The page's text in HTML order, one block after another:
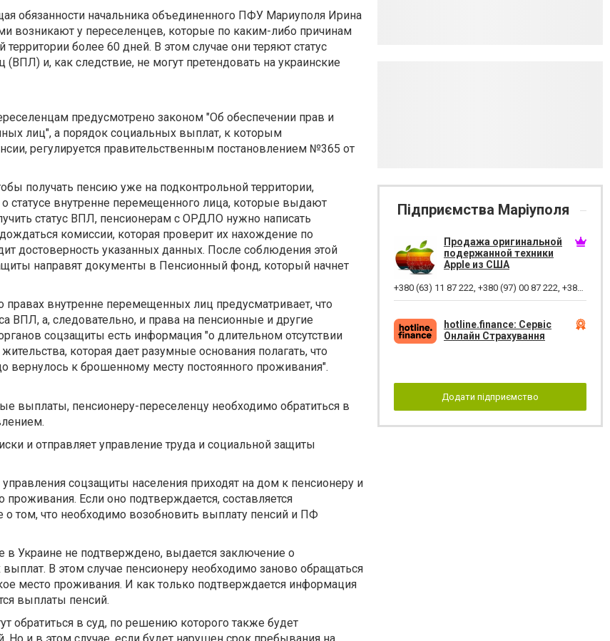
обязанности начальника объединенного ПФУ Мариуполя Ирина
возникают у переселенцев, которые по каким-либо причинам
территории более 60 дней. В этом случае они теряют статус
и, как следствие, не могут претендовать на украинские
предусмотрено законом "Об обеспечении прав и
лиц", а порядок социальных выплат, к которым
регулируется правительственным постановлением №365 от
получать пенсию уже на подконтрольной территории,
статусе внутренне перемещенного лица, которые выдают
статус ВПЛ, пенсионерам с ОРДЛО нужно написать
комиссии, которая проверит их нахождение по
достоверность указанных данных. После соблюдения этой
направят документы в Пенсионный фонд, который начнет
правах внутренне перемещенных лиц предусматривает, что
ВПЛ, а, следовательно, и права на пенсионные и другие
соцзащиты есть информация "о длительном отсутствии
которая дает разумные основания полагать, что
вернулось к брошенному месту постоянного проживания".
выплаты, пенсионеру-переселенцу необходимо обратиться в
и отправляет управление труда и социальной защиты
соцзащиты населения приходят на дом к пенсионеру и
Если оно подтверждается, составляется
том, что необходимо возобновить выплату пенсий и ПФ
в Украине не подтверждено, выдается заключение о
В этом случае пенсионеру необходимо заново обращаться
место проживания. И как только подтверждается информация
выплаты пенсий.
обратиться в суд, по решению которого также будет
Підприємства Маріуполя
Продажа оригинальной
подержанной техники
Apple из США
+380 (63) 11 87 222, +380 (97) 00 87 222, +380 (66) 44 87 222
hotline.finance: Сервіс
Онлайн Страхування
Додати підприємство